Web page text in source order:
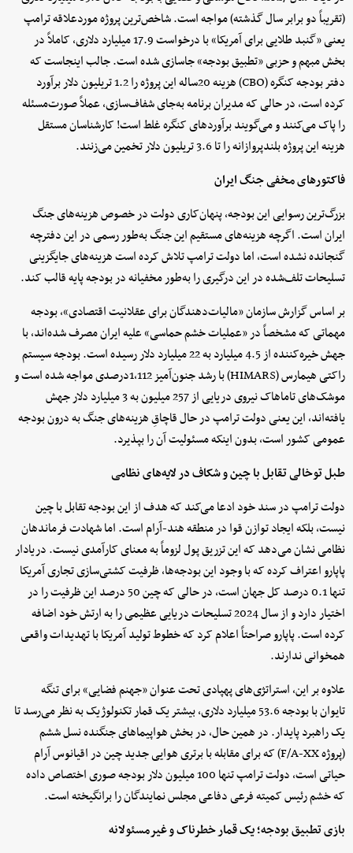
(تقریباً دو برابر سال گذشته) مواجه است. شاخص‌ترین پروژه موردعلاقه ترامپ
یعنی «گنبد طلایی برای آمریکا» با درخواست 17.9 میلیارد دلاری، کاملاً در
بخش مبهم و حزبی «تطبیق بودجه» جاسازی شده است. جالب اینجاست که
دفتر بودجه کنگره (CBO) هزینه 20ساله این پروژه را 1.2 تریلیون دلار برآورد
کرده است، در حالی که مدیران برنامه به‌جای شفاف‌سازی، عملاً صورت‌مسئله
را پاک می‌کنند و می‌گویند برآوردهای کنگره غلط است! کارشناسان مستقل
هزینه این پروژه بلندپروازانه را تا 3.6 تریلیون دلار تخمین می‌زنند.
فاکتورهای مخفی جنگ ایران
بزرگ‌ترین رسوایی این بودجه، پنهان‌کاری دولت در خصوص هزینه‌های جنگ
ایران است. اگرچه هزینه‌های مستقیم این جنگ به‌طور رسمی در این دفترچه
گنجانده نشده است، اما دولت ترامپ تلاش کرده است هزینه‌های جایگزینی
تسلیحات تلف‌شده در این درگیری را به‌طور مخفیانه در بودجه پایه قالب کند.
بر اساس گزارش سازمان «مالیات‌دهندگان برای عقلانیت اقتصادی»، بودجه
مهماتی که مشخصاً در «عملیات خشم حماسی» علیه ایران مصرف شده‌اند، با
جهش خیره‌کننده از 4.5 میلیارد به 22 میلیارد دلار رسیده است. بودجه سیستم
راکتی هیمارس (HIMARS) با رشد جنون‌آمیز 1,112درصدی مواجه شده است و
موشک‌های تاماهاک نیروی دریایی از 257 میلیون به 3 میلیارد دلار جهش
یافته‌اند، این یعنی دولت ترامپ در حال قاچاقِ هزینه‌های جنگ به درون بودجه
عمومی کشور است، بدون اینکه مسئولیت آن را بپذیرد.
طبل توخالی تقابل با چین و شکاف در لایه‌های نظامی
دولت ترامپ در سند خود ادعا می‌کند که هدف از این بودجه تقابل با چین
نیست، بلکه ایجاد توازن قوا در منطقه هند-آرام است. اما شهادت فرماندهان
نظامی نشان می‌دهد که این تزریق پول لزوماً به معنای کارآمدی نیست. دریادار
پاپارو اعتراف کرده که با وجود این بودجه‌ها، ظرفیت کشتی‌سازی تجاری آمریکا
تنها 0.1 درصد کل جهان است، در حالی که چین 50 درصد این ظرفیت را در
اختیار دارد و از سال 2024 تسلیحات دریایی عظیمی را به ارتش خود اضافه
کرده است. پاپارو صراحتاً اعلام کرد که خطوط تولید آمریکا با تهدیدات واقعی
همخوانی ندارند.
علاوه بر این، استراتژی‌های پهپادی تحت عنوان «جهنم فضایی» برای تنگه
تایوان با بودجه 53.6 میلیارد دلاری، بیشتر یک قمار تکنولوژیک به نظر می‌رسد تا
یک راهبرد پایدار. در همین حال، در بخش هواپیماهای جنگنده نسل ششم
(پروژه F/A-XX) که برای مقابله با برتری هوایی جدید چین در اقیانوس آرام
حیاتی است، دولت ترامپ تنها 100 میلیون دلار بودجه صوری اختصاص داده
که خشم رئیس کمیته فرعی دفاعی مجلس نمایندگان را برانگیخته است.
بازی تطبیق بودجه؛ یک قمار خطرناک و غیرمسئولانه